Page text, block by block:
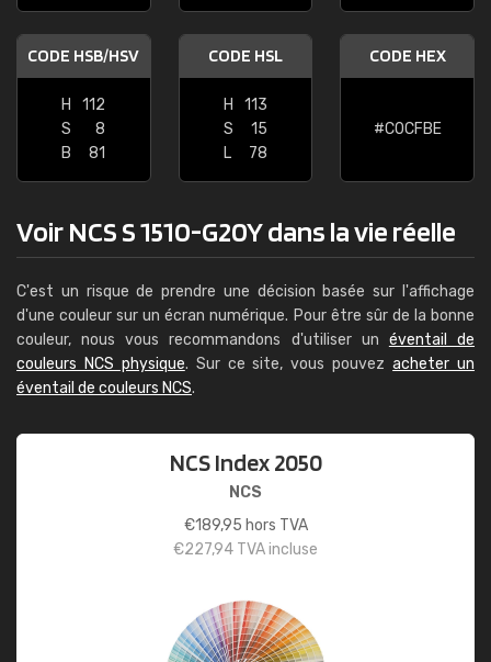
CODE HSB/HSV
H
112
S
8
B
81
CODE HSL
H
113
S
15
L
78
CODE HEX
#C0CFBE
Voir NCS S 1510-G20Y dans la vie réelle
C'est un risque de prendre une décision basée sur l'affichage
d'une couleur sur un écran numérique. Pour être sûr de la bonne
couleur, nous vous recommandons d'utiliser un éventail de
couleurs NCS physique. Sur ce site, vous pouvezacheter un
éventail de couleurs NCS.
NCS Index 2050
NCS
€189,95 hors TVA
€227,94 TVA incluse